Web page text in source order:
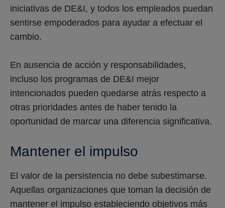
iniciativas de DE&I, y todos los empleados puedan
sentirse empoderados para ayudar a efectuar el
cambio.
En ausencia de acción y responsabilidades,
incluso los programas de DE&I mejor
intencionados pueden quedarse atrás respecto a
otras prioridades antes de haber tenido la
oportunidad de marcar una diferencia significativa.
Mantener el impulso
El valor de la persistencia no debe subestimarse.
Aquellas organizaciones que toman la decisión de
mantener el impulso estableciendo objetivos más